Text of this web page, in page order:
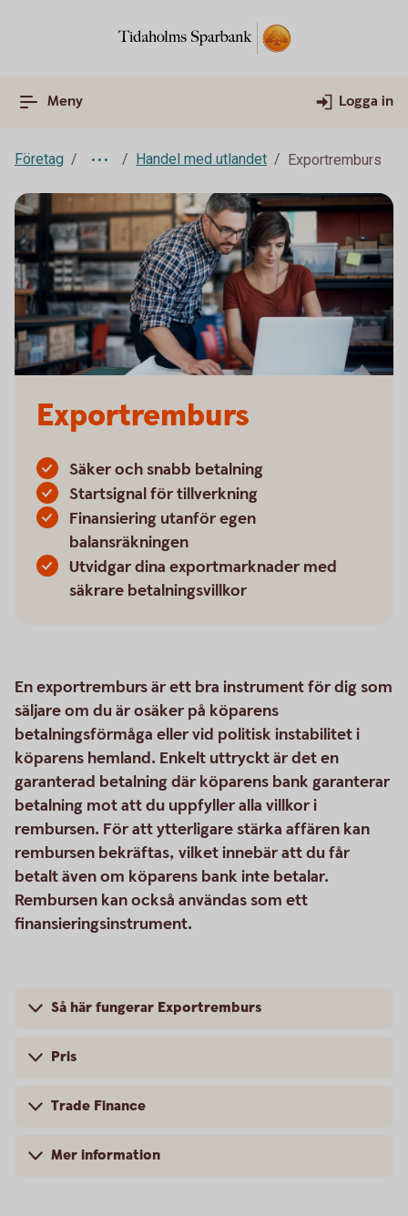
Meny Logga in
Företag Handel med utlandet Exportremburs
Exportremburs
Säker och snabb betalning
Startsignal för tillverkning
Finansiering utanför egen
balansräkningen
Utvidgar dina exportmarknader med
säkrare betalningsvillkor
En exportremburs är ett bra instrument för dig som
säljare om du är osäker på köparens
betalningsförmåga eller vid politisk instabilitet i
köparens hemland. Enkelt uttryckt är det en
garanterad betalning där köparens bank garanterar
betalning mot att du uppfyller alla villkor i
rembursen. För att ytterligare stärka affären kan
rembursen bekräftas, vilket innebär att du får
betalt även om köparens bank inte betalar.
Rembursen kan också användas som ett
finansieringsinstrument.
Så här fungerar Exportremburs
Pris
Trade Finance
Mer information